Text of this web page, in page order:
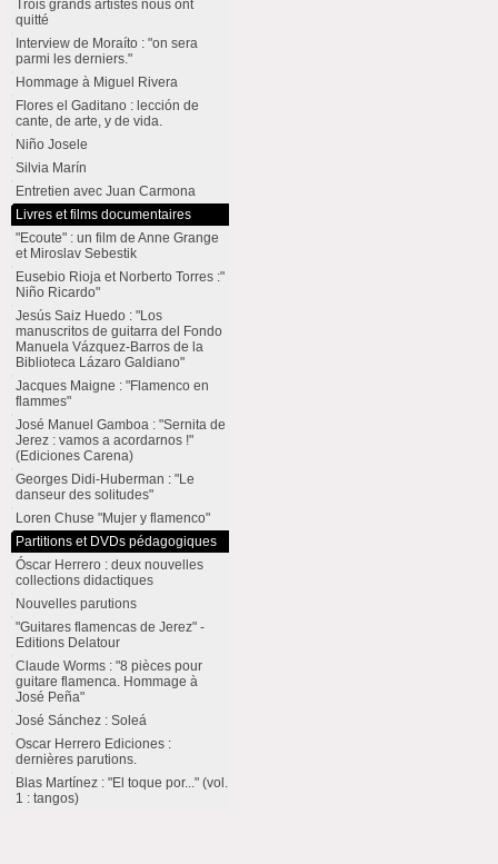
Trois grands artistes nous ont
quitté
Interview de Moraíto : "on sera
parmi les derniers."
Hommage à Miguel Rivera
Flores el Gaditano : lección de
cante, de arte, y de vida.
Niño Josele
Silvia Marín
Entretien avec Juan Carmona
Livres et films documentaires
"Ecoute" : un film de Anne Grange
et Miroslav Sebestik
Eusebio Rioja et Norberto Torres :"
Niño Ricardo"
Jesús Saiz Huedo : "Los
manuscritos de guitarra del Fondo
Manuela Vázquez-Barros de la
Biblioteca Lázaro Galdiano"
Jacques Maigne : "Flamenco en
flammes"
José Manuel Gamboa : "Sernita de
Jerez : vamos a acordarnos !"
(Ediciones Carena)
Georges Didi-Huberman : "Le
danseur des solitudes"
Loren Chuse "Mujer y flamenco"
Partitions et DVDs pédagogiques
Óscar Herrero : deux nouvelles
collections didactiques
Nouvelles parutions
"Guitares flamencas de Jerez" -
Editions Delatour
Claude Worms : "8 pièces pour
guitare flamenca. Hommage à
José Peña"
José Sánchez : Soleá
Oscar Herrero Ediciones :
dernières parutions.
Blas Martínez : "El toque por..." (vol.
1 : tangos)